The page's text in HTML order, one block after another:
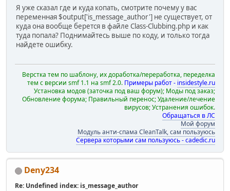
Я уже сказал где и куда копать, смотрите почему у вас
переменная $output['is_message_author'] не существует, от
куда она вообще берется в файле Class-Clubbing.php и как
туда попала? Поднимайтесь выше по коду, и только тогда
найдете ошибку.
Верстка тем по шаблону, их доработка/переработка, переделка
тем с версии smf 1.1 на smf 2.0. Примеры работ - insidestyle.ru
Установка модов (заточка под ваш форум); Моды под заказ;
Обновление форума; Правильный перенос; Удаление/лечение
вирусов; Устранения ошибок.
Обращаться в ЛС
Мой форум
Модуль анти-спама CleanTalk, сам пользуюсь
Сервера которыми сам пользуюсь - cadedic.ru
Deny234
Re: Undefined index: is_message_author